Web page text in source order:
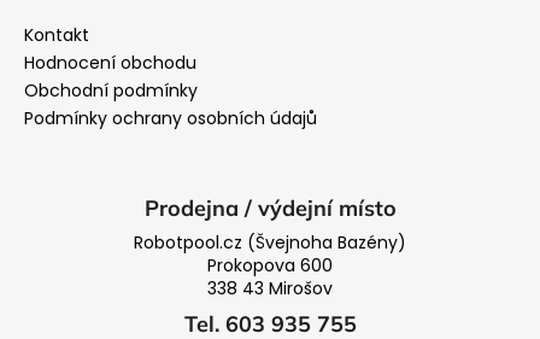
Kontakt
Hodnocení obchodu
Obchodní podmínky
Podmínky ochrany osobních údajů
Prodejna / výdejní místo
Robotpool.cz (Švejnoha Bazény)
Prokopova 600
338 43 Mirošov
Tel. 603 935 755